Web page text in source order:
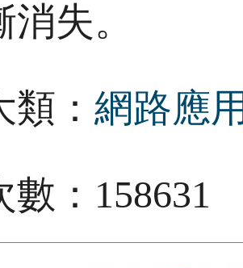
失。
： 網路應
數：